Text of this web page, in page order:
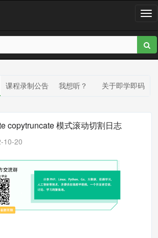
T
g
g
l
课程录制公告 我想听？ 关于即学即码
copytruncate 模式滚动切割日志
10-20